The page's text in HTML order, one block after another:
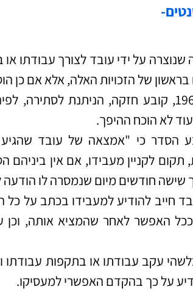
שנוצרה על ידי עובד לצורך עבודתו
סעיף 76 לחוק הפטנטים תשכ"ז – 1967, קובע חזקה,
לא הוכח ההיפך.
קובע הסדר כי "אמצאה של עובד
לקניין מעבידו, אם אין ביניהם
חודשים מיום שנמסרה לו הודעה לפי
"עובד חייב להודיע למעבידו בכתב על
ככל האפשר לאחר שהמציא אותה,
עקב עבודתו או בתקפות עבודתו
על כך בהקדם האפשרי למעסיקו.